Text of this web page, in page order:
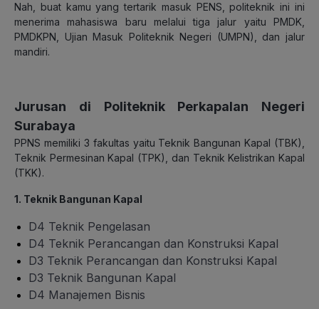
Nah, buat kamu yang tertarik masuk PENS, politeknik ini ini
menerima mahasiswa baru melalui tiga jalur yaitu PMDK,
PMDKPN, Ujian Masuk Politeknik Negeri (UMPN), dan jalur
mandiri.
Jurusan di Politeknik Perkapalan Negeri
Surabaya
PPNS memiliki 3 fakultas yaitu Teknik Bangunan Kapal (TBK),
Teknik Permesinan Kapal (TPK), dan Teknik Kelistrikan Kapal
(TKK).
1. Teknik Bangunan Kapal
D4 Teknik Pengelasan
D4 Teknik Perancangan dan Konstruksi Kapal
D3 Teknik Perancangan dan Konstruksi Kapal
D3 Teknik Bangunan Kapal
D4 Manajemen Bisnis